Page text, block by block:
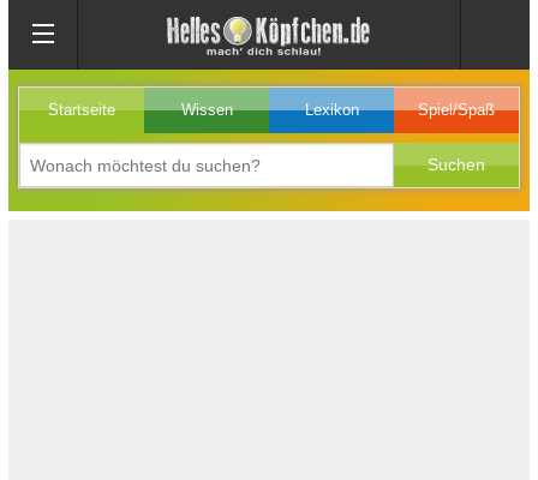
Startseite Wissen Lexikon Spiel/Spaß